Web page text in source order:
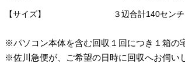
【サイズ】 ３辺合計140セン
※パソコン本体を含む回収１回につき１箱の
※佐川急便が、ご希望の日時に回収へお伺い